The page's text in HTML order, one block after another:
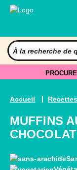
Accueil Recettes
MUFFINS